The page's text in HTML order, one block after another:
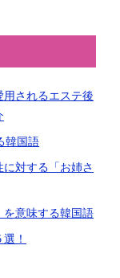
用されるエステ後
韓国語
に対する「お姉さ
を意味する韓国語
！